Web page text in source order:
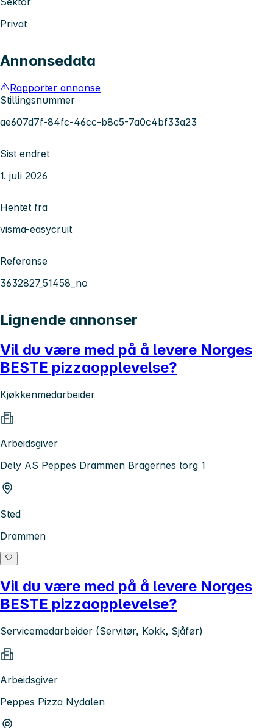
Privat
Annonsedata
Rapporter annonse
Stillingsnummer
ae607d7f-84fc-46cc-b8c5-7a0c4bf33a23
Sist endret
1. juli 2026
Hentet fra
visma-easycruit
Referanse
3632827_51458_no
Lignende annonser
Vil du være med på å levere Norges
BESTE pizzaopplevelse?
Kjøkkenmedarbeider
Arbeidsgiver
Dely AS Peppes Drammen Bragernes torg 1
Sted
Drammen
Vil du være med på å levere Norges
BESTE pizzaopplevelse?
Servicemedarbeider (Servitør, Kokk, Sjåfør)
Arbeidsgiver
Peppes Pizza Nydalen